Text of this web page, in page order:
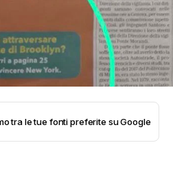
tra le tue fonti preferite su Google